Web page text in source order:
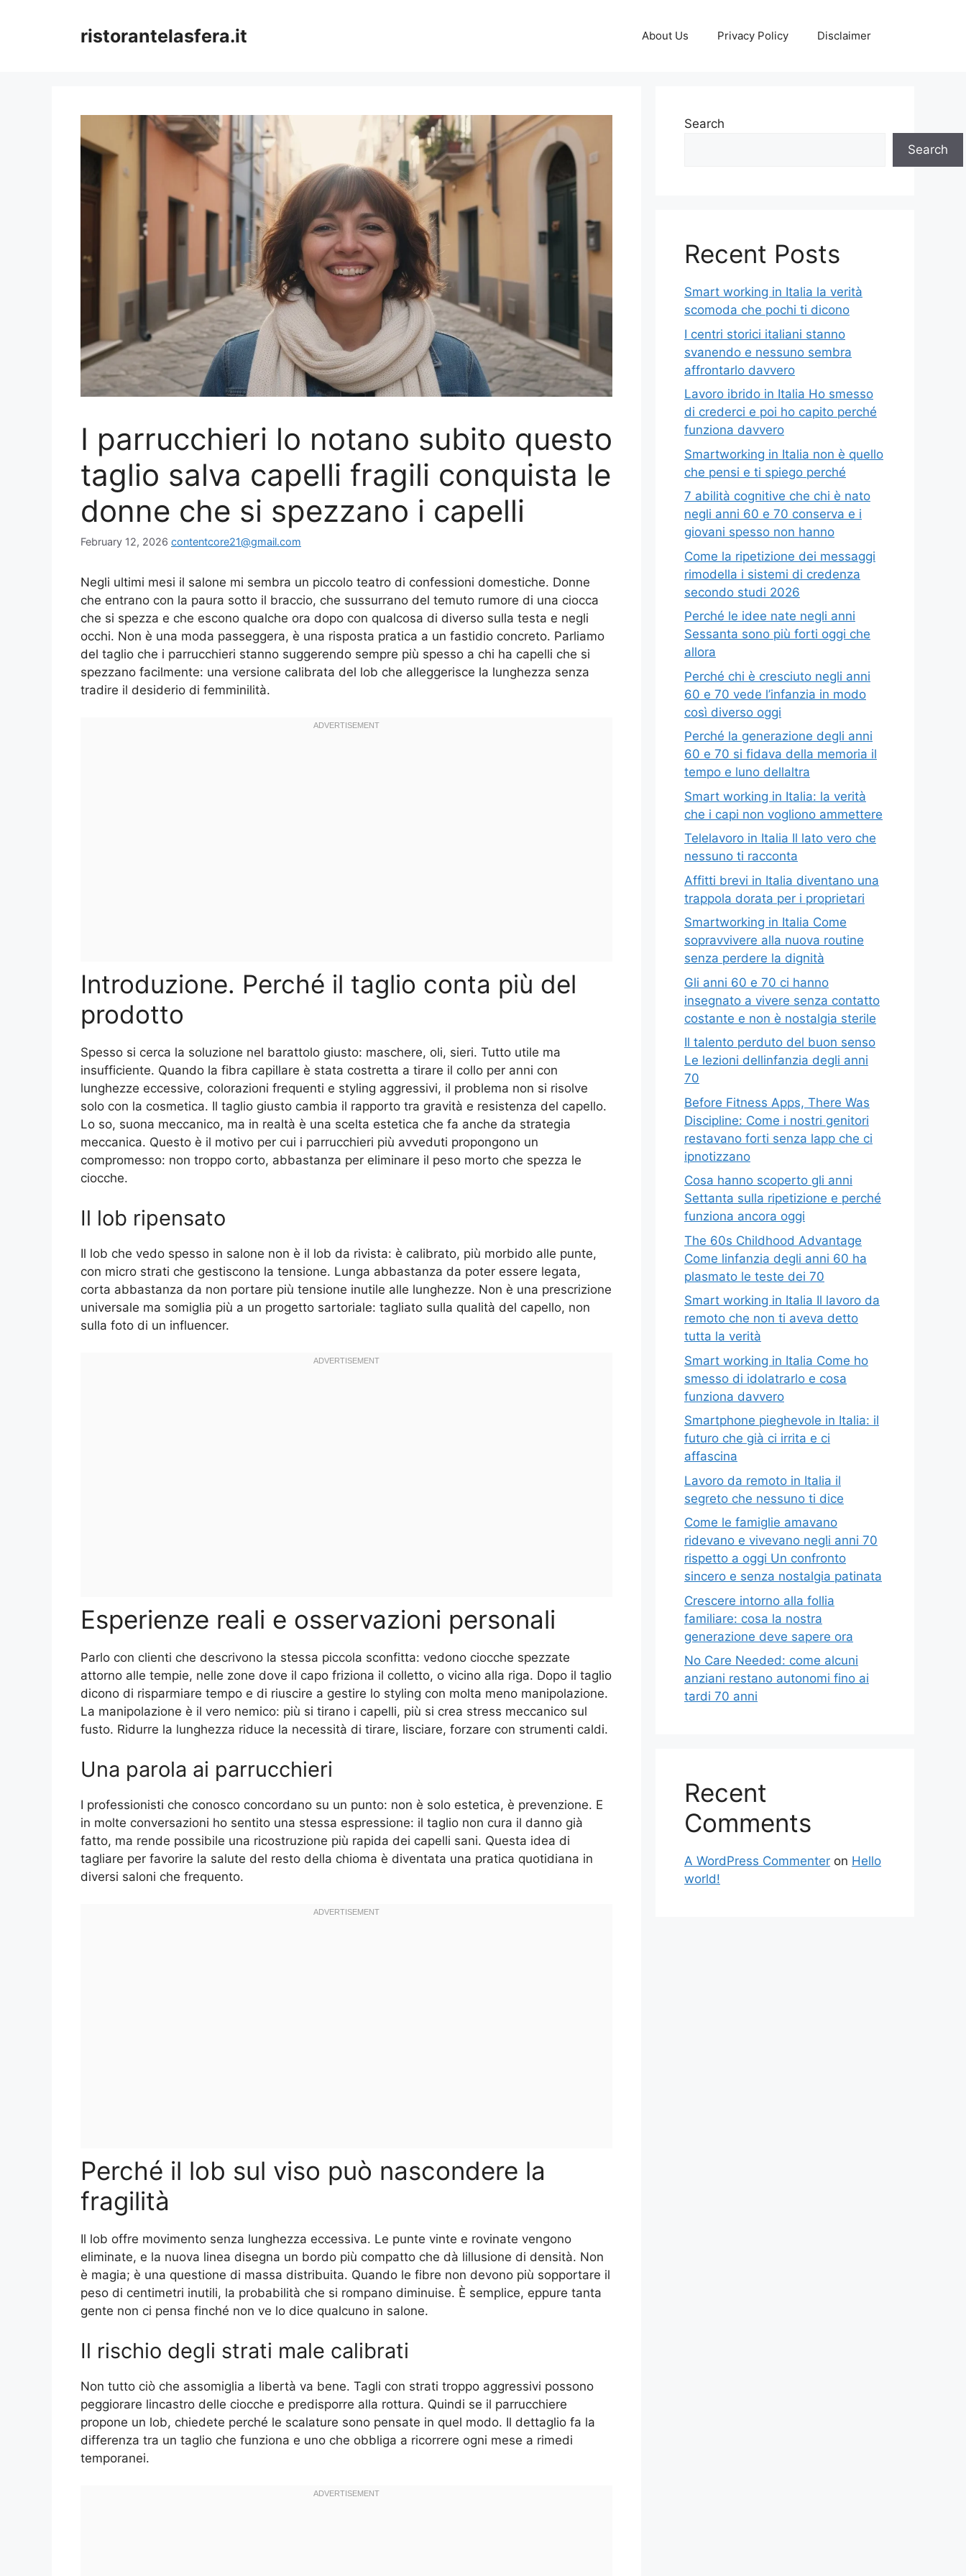
ristorantelasfera.it About Us Privacy Policy Disclaimer
I parrucchieri lo notano subito questo
taglio salva capelli fragili conquista le
donne che si spezzano i capelli
February 12, 2026 contentcore21@gmail.com
Negli ultimi mesi il salone mi sembra un piccolo teatro di confessioni domestiche. Donne
che entrano con la paura sotto il braccio, che sussurrano del temuto rumore di una ciocca
che si spezza e che escono qualche ora dopo con qualcosa di diverso sulla testa e negli
occhi. Non è una moda passeggera, è una risposta pratica a un fastidio concreto. Parliamo
del taglio che i parrucchieri stanno suggerendo sempre più spesso a chi ha capelli che si
spezzano facilmente: una versione calibrata del lob che alleggerisce la lunghezza senza
tradire il desiderio di femminilità.
Introduzione. Perché il taglio conta più del
prodotto
Spesso si cerca la soluzione nel barattolo giusto: maschere, oli, sieri. Tutto utile ma
insufficiente. Quando la fibra capillare è stata costretta a tirare il collo per anni con
lunghezze eccessive, colorazioni frequenti e styling aggressivi, il problema non si risolve
solo con la cosmetica. Il taglio giusto cambia il rapporto tra gravità e resistenza del capello.
Lo so, suona meccanico, ma in realtà è una scelta estetica che fa anche da strategia
meccanica. Questo è il motivo per cui i parrucchieri più avveduti propongono un
compromesso: non troppo corto, abbastanza per eliminare il peso morto che spezza le
ciocche.
Il lob ripensato
Il lob che vedo spesso in salone non è il lob da rivista: è calibrato, più morbido alle punte,
con micro strati che gestiscono la tensione. Lunga abbastanza da poter essere legata,
corta abbastanza da non portare più tensione inutile alle lunghezze. Non è una prescrizione
universale ma somiglia più a un progetto sartoriale: tagliato sulla qualità del capello, non
sulla foto di un influencer.
Esperienze reali e osservazioni personali
Parlo con clienti che descrivono la stessa piccola sconfitta: vedono ciocche spezzate
attorno alle tempie, nelle zone dove il capo friziona il colletto, o vicino alla riga. Dopo il taglio
dicono di risparmiare tempo e di riuscire a gestire lo styling con molta meno manipolazione.
La manipolazione è il vero nemico: più si tirano i capelli, più si crea stress meccanico sul
fusto. Ridurre la lunghezza riduce la necessità di tirare, lisciare, forzare con strumenti caldi.
Una parola ai parrucchieri
I professionisti che conosco concordano su un punto: non è solo estetica, è prevenzione. E
in molte conversazioni ho sentito una stessa espressione: il taglio non cura il danno già
fatto, ma rende possibile una ricostruzione più rapida dei capelli sani. Questa idea di
tagliare per favorire la salute del resto della chioma è diventata una pratica quotidiana in
diversi saloni che frequento.
Perché il lob sul viso può nascondere la
fragilità
Il lob offre movimento senza lunghezza eccessiva. Le punte vinte e rovinate vengono
eliminate, e la nuova linea disegna un bordo più compatto che dà lillusione di densità. Non
è magia; è una questione di massa distribuita. Quando le fibre non devono più sopportare il
peso di centimetri inutili, la probabilità che si rompano diminuise. È semplice, eppure tanta
gente non ci pensa finché non ve lo dice qualcuno in salone.
Il rischio degli strati male calibrati
Non tutto ciò che assomiglia a libertà va bene. Tagli con strati troppo aggressivi possono
peggiorare lincastro delle ciocche e predisporre alla rottura. Quindi se il parrucchiere
propone un lob, chiedete perché le scalature sono pensate in quel modo. Il dettaglio fa la
differenza tra un taglio che funziona e uno che obbliga a ricorrere ogni mese a rimedi
temporanei.
Search
Search
Recent Posts
Smart working in Italia la verità
scomoda che pochi ti dicono
I centri storici italiani stanno
svanendo e nessuno sembra
affrontarlo davvero
Lavoro ibrido in Italia Ho smesso
di crederci e poi ho capito perché
funziona davvero
Smartworking in Italia non è quello
che pensi e ti spiego perché
7 abilità cognitive che chi è nato
negli anni 60 e 70 conserva e i
giovani spesso non hanno
Come la ripetizione dei messaggi
rimodella i sistemi di credenza
secondo studi 2026
Perché le idee nate negli anni
Sessanta sono più forti oggi che
allora
Perché chi è cresciuto negli anni
60 e 70 vede l’infanzia in modo
così diverso oggi
Perché la generazione degli anni
60 e 70 si fidava della memoria il
tempo e luno dellaltra
Smart working in Italia: la verità
che i capi non vogliono ammettere
Telelavoro in Italia Il lato vero che
nessuno ti racconta
Affitti brevi in Italia diventano una
trappola dorata per i proprietari
Smartworking in Italia Come
sopravvivere alla nuova routine
senza perdere la dignità
Gli anni 60 e 70 ci hanno
insegnato a vivere senza contatto
costante e non è nostalgia sterile
Il talento perduto del buon senso
Le lezioni dellinfanzia degli anni
70
Before Fitness Apps, There Was
Discipline: Come i nostri genitori
restavano forti senza lapp che ci
ipnotizzano
Cosa hanno scoperto gli anni
Settanta sulla ripetizione e perché
funziona ancora oggi
The 60s Childhood Advantage
Come linfanzia degli anni 60 ha
plasmato le teste dei 70
Smart working in Italia Il lavoro da
remoto che non ti aveva detto
tutta la verità
Smart working in Italia Come ho
smesso di idolatrarlo e cosa
funziona davvero
Smartphone pieghevole in Italia: il
futuro che già ci irrita e ci
affascina
Lavoro da remoto in Italia il
segreto che nessuno ti dice
Come le famiglie amavano
ridevano e vivevano negli anni 70
rispetto a oggi Un confronto
sincero e senza nostalgia patinata
Crescere intorno alla follia
familiare: cosa la nostra
generazione deve sapere ora
No Care Needed: come alcuni
anziani restano autonomi fino ai
tardi 70 anni
Recent
Comments
A WordPress Commenter on Hello
world!